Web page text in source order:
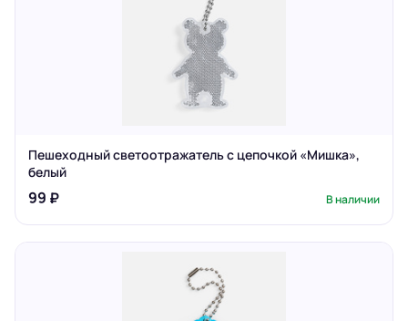
Пешеходный светоотражатель с цепочкой «Мишка»,
белый
99 ₽ В наличии